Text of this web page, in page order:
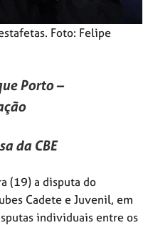
Foto: Felipe
Porto –
da CBE
(19) a disputa do
Cadete e Juvenil, em
individuais entre os